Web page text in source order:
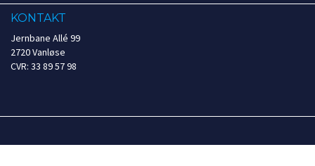
KONTAKT
Jernbane Allé 99
2720 Vanløse
CVR: 33 89 57 98